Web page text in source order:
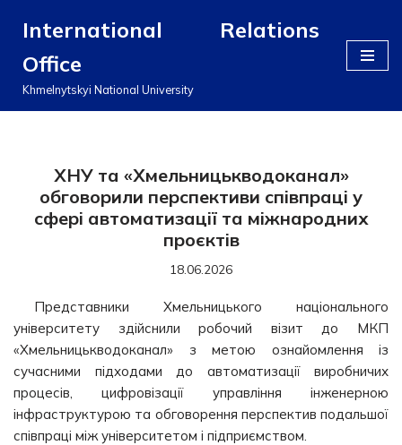
до
вмісту
International Relations
Office
Khmelnytskyi National University
ХНУ та «Хмельницькводоканал»
обговорили перспективи співпраці у
сфері автоматизації та міжнародних
проєктів
18.06.2026
Представники Хмельницького національного
університету здійснили робочий візит до МКП
«Хмельницькводоканал» з метою ознайомлення із
сучасними підходами до автоматизації виробничих
процесів, цифровізації управління інженерною
інфраструктурою та обговорення перспектив подальшої
співпраці між університетом і підприємством.